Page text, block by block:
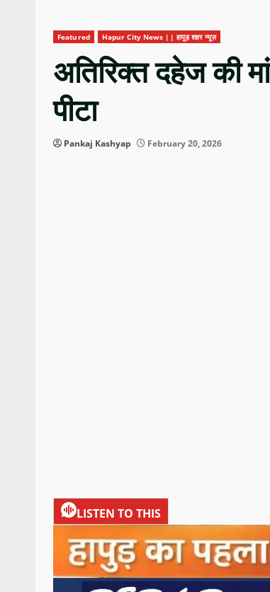
Featured Hapur City News || हापुड़ शहर न्यूज़
अतिरिक्त दहेज की
पीटा
Pankaj Kashyap February 20, 2026
LISTEN TO THIS